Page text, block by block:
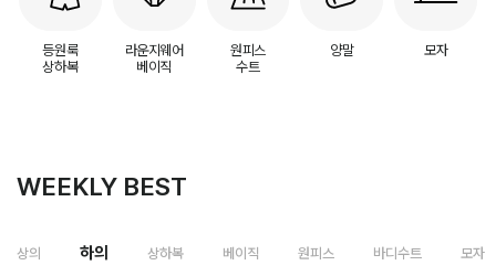
등원룩
상하복
라운지웨어
베이직
원피스
수트
양말 모자
WEEKLY BEST
상의 하의 상하복 베이직 원피스 바디수트 모자